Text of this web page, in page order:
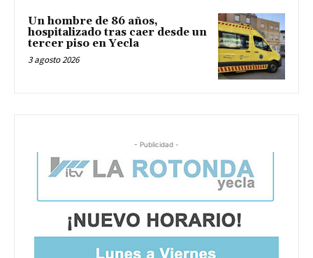
Un hombre de 86 años,
hospitalizado tras caer desde un
tercer piso en Yecla
3 agosto 2026
- Publicidad -